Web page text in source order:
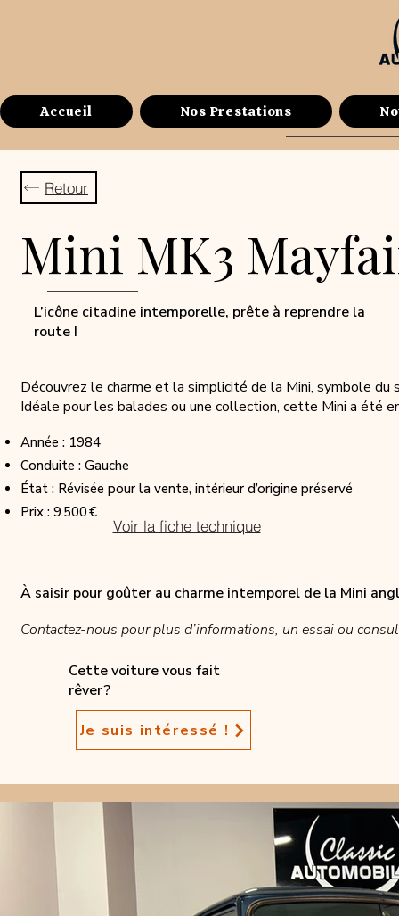
Accueil Nos Prestations
Retour
Mini MK3
L’icône citadine intemporelle, prête à reprendre la
route !
Découvrez le charme et la simplicité de la Mini, symbole du
Idéale pour les balades ou une collection, cette Mini a été
Année : 1984
Conduite : Gauche
État : Révisée pour la vente, intérieur d’origine préservé
Prix : 9 500 €
À saisir pour goûter au charme intemporel de la Mini
Contactez-nous pour plus d’informations, un essai ou
Cette voiture vous fait
rêver ?
Je suis intéressé !
Voir la fiche technique